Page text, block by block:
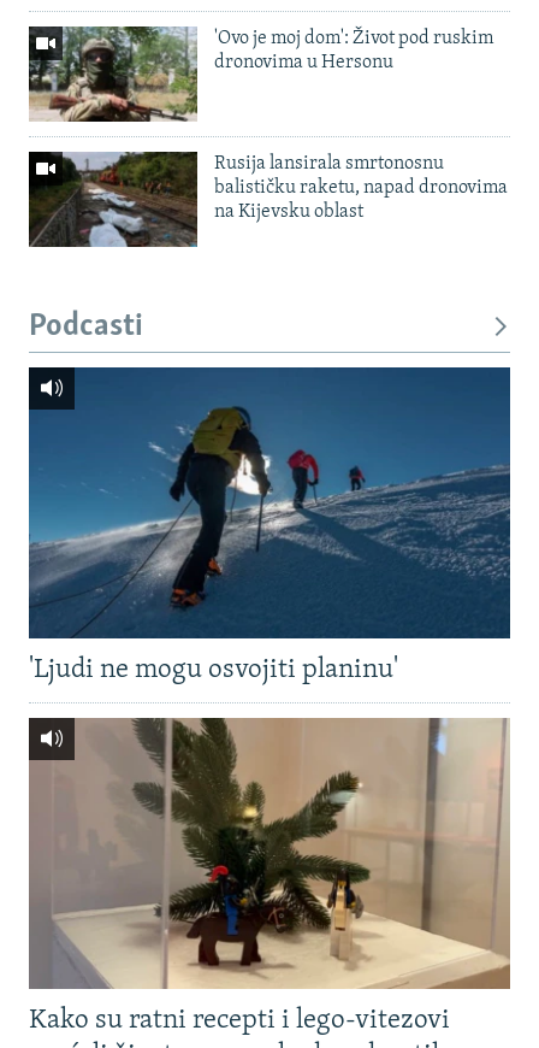
'Ovo je moj dom': Život pod ruskim
dronovima u Hersonu
Rusija lansirala smrtonosnu
balističku raketu, napad dronovima
na Kijevsku oblast
Podcasti
'Ljudi ne mogu osvojiti planinu'
Kako su ratni recepti i lego-vitezovi